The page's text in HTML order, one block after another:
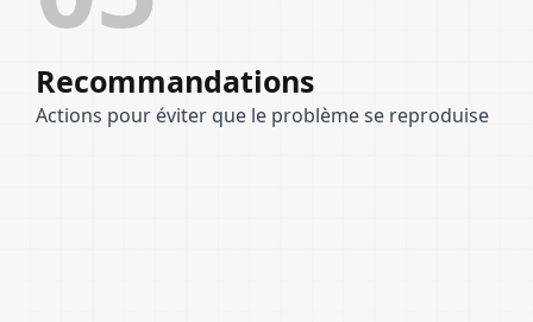
Recommandations
Actions pour éviter que le problème se reproduise